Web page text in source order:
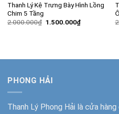
Thanh Lý Kệ Trưng Bày Hình Lồng
Chim 5 Tầng
2.000.000₫ Giá
1.500.000₫Giá
hiện
PHONG HẢI
Thanh Lý Phong Hải là cửa